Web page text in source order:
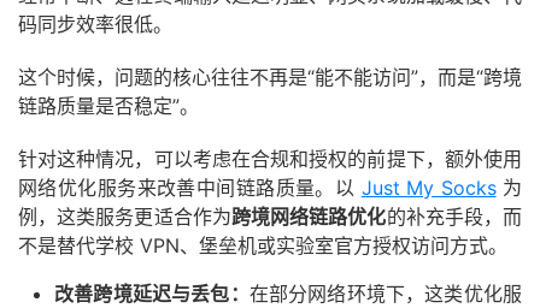
码同步效率很低。
这个时候，问题的核心往往不再是“能不能访问”，而是“跨境
链路质量是否稳定”。
针对这种情况，可以考虑在合规和授权的前提下，额外使用
网络优化服务来改善中间链路质量。以 Just My Socks为
例，这类服务更适合作为跨境网络链路优化的补充手段，而
不是替代学校 VPN、堡垒机或实验室官方授权访问方式。
改善跨境延迟与丢包： 在部分网络环境下，这类优化服